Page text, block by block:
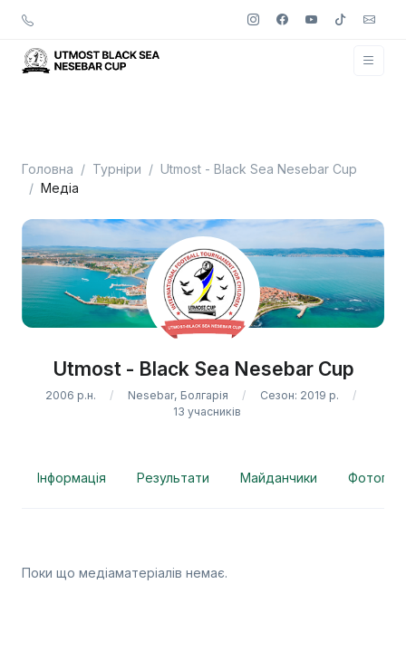
Головна Турніри
Utmost - Black Sea Nesebar Cup
Медіа
Utmost - Black Sea Nesebar Cup
2006 р.н. Nesebar, Болгарія
Сезон: 2019 р.
13 учасників
Інформація Результати Майданчики
Поки що медіаматеріалів немає.